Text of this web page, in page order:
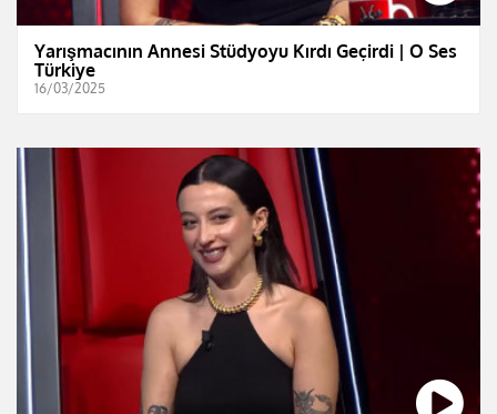
Yarışmacının Annesi Stüdyoyu Kırdı Geçirdi | O Ses
Türkiye
16/03/2025